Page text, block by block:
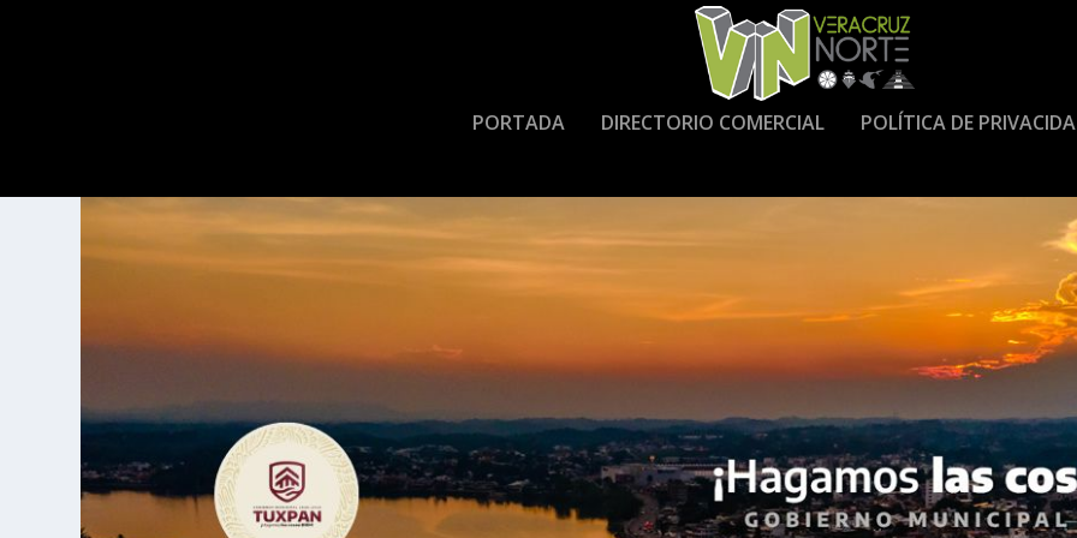
PORTADA DIRECTORIO COMERCIAL POLÍTICA DE